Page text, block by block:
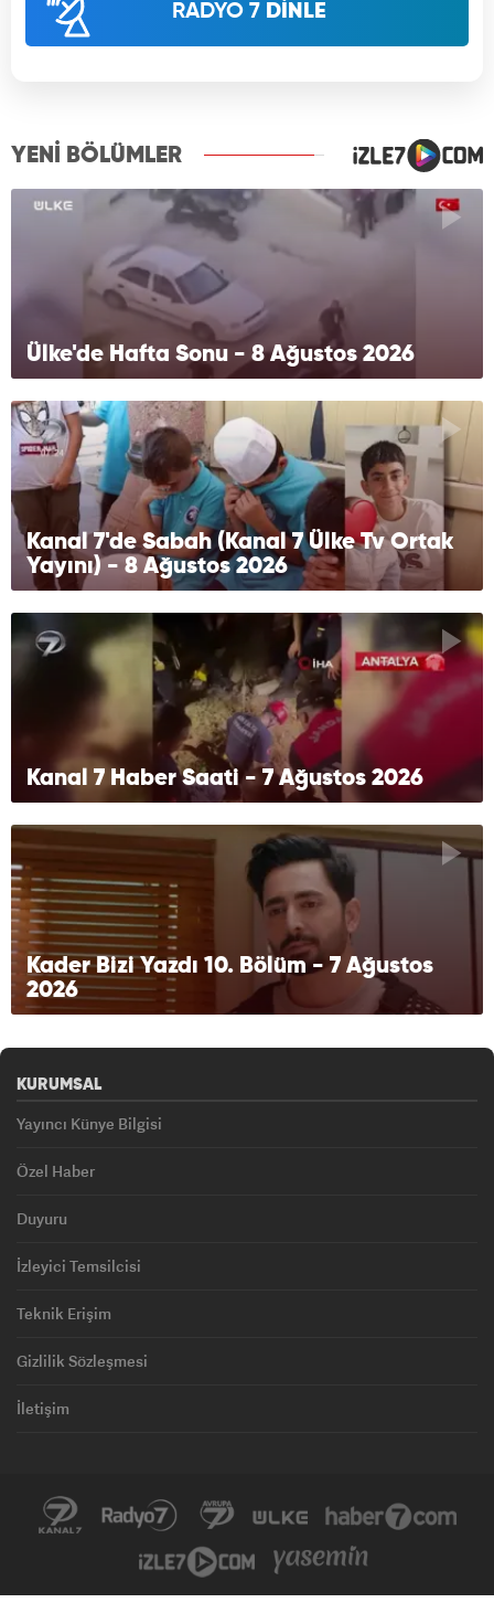
RADYO 7 DİNLE
YENİ BÖLÜMLER
Ülke'de Hafta Sonu - 8 Ağustos 2026
Kanal 7'de Sabah (Kanal 7 Ülke Tv Ortak
Yayını) - 8 Ağustos 2026
Kanal 7 Haber Saati - 7 Ağustos 2026
Kader Bizi Yazdı 10. Bölüm - 7 Ağustos
2026
KURUMSAL
Yayıncı Künye Bilgisi
Özel Haber
Duyuru
İzleyici Temsilcisi
Teknik Erişim
Gizlilik Sözleşmesi
İletişim